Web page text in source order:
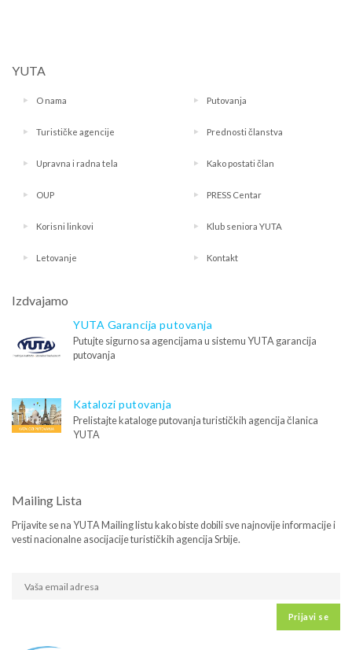
YUTA
O nama Putovanja
Turističke agencije Prednosti članstva
Upravna i radna tela Kako postati član
OUP PRESS Centar
Korisni linkovi Klub seniora YUTA
Letovanje Kontakt
Izdvajamo
YUTA Garancija putovanja
Putujte sigurno sa agencijama u sistemu YUTA garancija
putovanja
Katalozi putovanja
Prelistajte kataloge putovanja turističkih agencija članica
YUTA
Mailing Lista
Prijavite se na YUTA Mailing listu kako biste dobili sve najnovije informacije i
vesti nacionalne asocijacije turističkih agencija Srbije.
Prijavi se